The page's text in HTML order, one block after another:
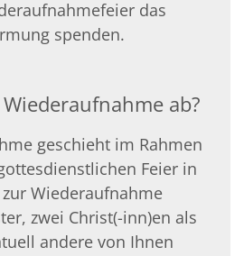
das
spenden.
ab?
geschieht im Rahmen
Feier in
Wiederaufnahme
zwei Christ(-inn)en als
andere von Ihnen